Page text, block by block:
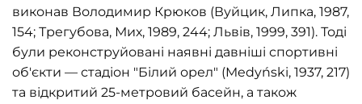
виконав Володимир Крюков (Вуйцик, Липка, 1987,
154; Трегубова, Мих, 1989, 244; Львів, 1999, 391). Тоді
були реконструйовані наявні давніші спортивні
об'єкти — стадіон "Білий орел" (Medyński, 1937, 217)
та відкритий 25-метровий басейн, а також